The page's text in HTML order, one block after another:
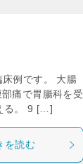
例です。 大腸
痛で胃腸科を受
る。 9 […]
を読む